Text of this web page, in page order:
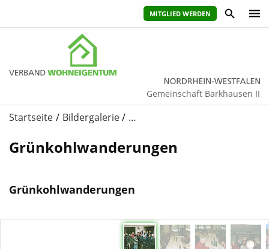
MITGLIED WERDEN
Gemeinschaft Barkhausen II
Startseite Bildergalerie …
Grünkohlwanderungen
Grünkohlwanderungen